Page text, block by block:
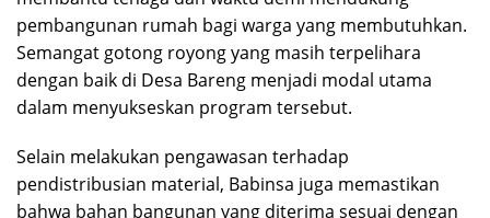
pembangunan rumah bagi warga yang membutuhkan.
Semangat gotong royong yang masih terpelihara
dengan baik di Desa Bareng menjadi modal utama
dalam menyukseskan program tersebut.
Selain melakukan pengawasan terhadap
pendistribusian material, Babinsa juga memastikan
bahwa bahan bangunan yang diterima sesuai dengan